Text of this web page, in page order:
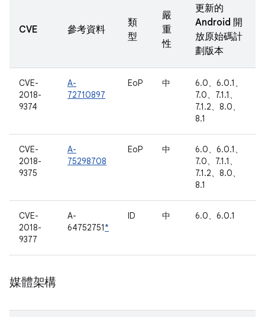
CVE 參考資料
類
型
嚴
重
性
更新的
Android 開
放原始碼計
劃版本
CVE-
2018-
9374
A-
72710897
EoP 中
6.0、6.0.1、
7.0、7.1.1、
7.1.2、8.0、
8.1
CVE-
2018-
9375
A-
75298708
EoP 中
6.0、6.0.1、
7.0、7.1.1、
7.1.2、8.0、
8.1
CVE-
2018-
9377
A-
64752751*
ID 中 6.0、6.0.1
媒體架構